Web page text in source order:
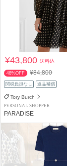
¥43,800送料込
48%OFF ¥84,800
関税負担なし 返品補償
Tory Burch
PERSONAL SHOPPER
PARADISE